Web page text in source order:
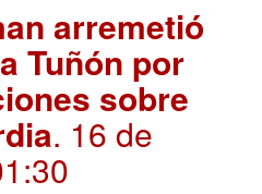
arremetió
Tuñón por
sobre
. 16 de